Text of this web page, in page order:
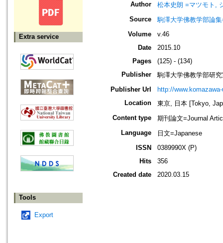
Extra service
Tools
Export
Author
松本史朗 =マツモト,
Source
駒澤大学佛教学部論
Volume
v.46
Date
2015.10
Pages
(125) - (134)
Publisher
駒澤大学佛教学部研
Publisher Url
http://
Location
東京, 日本 [Tokyo,
Content type
期刊論文=Journal
Language
日文=Japanese
ISSN
0389990X (P)
Hits
356
Created date
2020.03.15